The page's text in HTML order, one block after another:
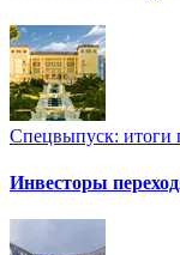
Спецвыпуск: итоги
Инвесторы